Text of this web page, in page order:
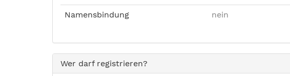
Namensbindung nein
Wer darf registrieren?